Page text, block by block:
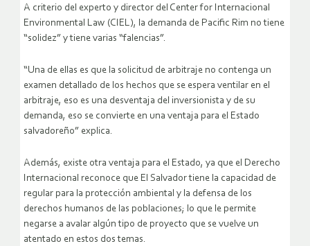
A criterio del experto y director del Center for Internacional
Environmental Law (CIEL), la demanda de Pacific Rim no tiene
“solidez” y tiene varias “falencias”.
“Una de ellas es que la solicitud de arbitraje no contenga un
examen detallado de los hechos que se espera ventilar en el
arbitraje, eso es una desventaja del inversionista y de su
demanda, eso se convierte en una ventaja para el Estado
salvadoreño” explica.
Además, existe otra ventaja para el Estado, ya que el Derecho
Internacional reconoce que El Salvador tiene la capacidad de
regular para la protección ambiental y la defensa de los
derechos humanos de las poblaciones; lo que le permite
negarse a avalar algún tipo de proyecto que se vuelve un
atentado en estos dos temas.